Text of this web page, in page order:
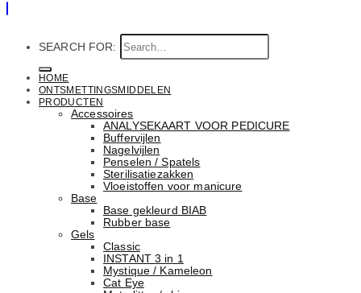
SEARCH FOR:
HOME
ONTSMETTINGSMIDDELEN
PRODUCTEN
Accessoires
ANALYSEKAART VOOR PEDICURE
Buffervijlen
Nagelvijlen
Penselen / Spatels
Sterilisatiezakken
Vloeistoffen voor manicure
Base
Basе gekleurd BIAB
Rubber basе
Gels
Classic
INSTANT 3 in 1
Mystique / Kameleon
Cat Eye